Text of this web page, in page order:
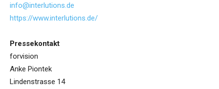
info@interlutions.de
https://www.interlutions.de/
Pressekontakt
forvision
Anke Piontek
Lindenstrasse 14